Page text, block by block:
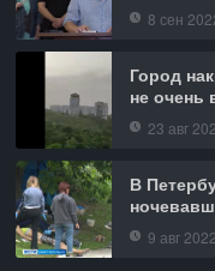
8 сен
Город
не очень
23 авг
В
9 авг 2022